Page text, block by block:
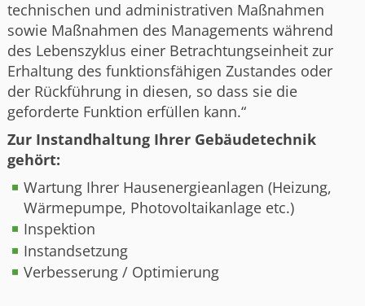
technischen und administrativen Maßnahmen
sowie Maßnahmen des Managements während
des Lebenszyklus einer Betrachtungseinheit zur
Erhaltung des funktionsfähigen Zustandes oder
der Rückführung in diesen, so dass sie die
geforderte Funktion erfüllen kann.“
Zur Instandhaltung Ihrer Gebäudetechnik
gehört:
Wartung Ihrer Hausenergieanlagen (Heizung,
Wärmepumpe, Photovoltaikanlage etc.)
Inspektion
Instandsetzung
Verbesserung / Optimierung